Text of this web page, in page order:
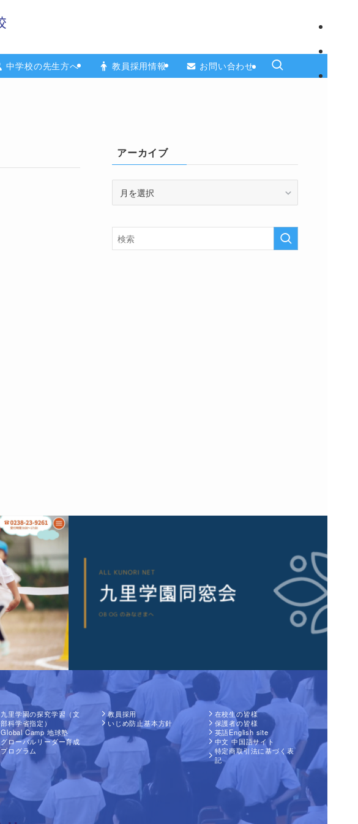
中学校の先生方へ 教員採用情報 お問い合わせ
アーカイブ
イ
ブ
九里学園の探究学習（文
部科学省指定）
Global Camp 地球塾
グローバルリーダー育成
プログラム
教員採用
いじめ防止基本方針
在校生の皆様
保護者の皆様
英語English site
中文 中国語サイト
特定商取引法に基づく表
記